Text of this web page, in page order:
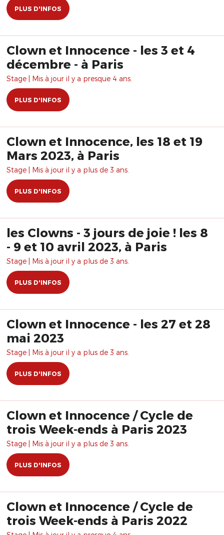
PLUS D'INFOS
Clown et Innocence - les 3 et 4
décembre - à Paris
Stage | Mis à jour il y a presque 4 ans.
PLUS D'INFOS
Clown et Innocence, les 18 et 19
Mars 2023, à Paris
Stage | Mis à jour il y a plus de 3 ans.
PLUS D'INFOS
les Clowns - 3 jours de joie ! les 8
- 9 et 10 avril 2023, à Paris
Stage | Mis à jour il y a plus de 3 ans.
PLUS D'INFOS
Clown et Innocence - les 27 et 28
mai 2023
Stage | Mis à jour il y a plus de 3 ans.
PLUS D'INFOS
Clown et Innocence / Cycle de
trois Week-ends à Paris 2023
Stage | Mis à jour il y a plus de 3 ans.
PLUS D'INFOS
Clown et Innocence / Cycle de
trois Week-ends à Paris 2022